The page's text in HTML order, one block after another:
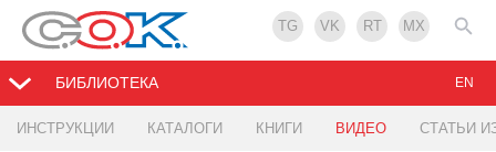
TG VK RT MX
БИБЛИОТЕКА
ИНСТРУКЦИИ КАТАЛОГИ КНИГИ ВИДЕО СТАТЬИ
EN